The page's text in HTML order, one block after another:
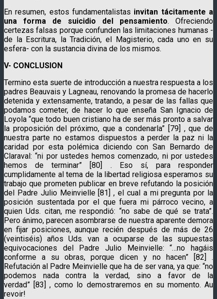
En resumen, estos fundamentalistas invitan tácitamente a
una forma de suicidio del pensamiento. Ofreciendo
certezas falsas porque confunden las limitaciones humanas -
de la Escritura, la Tradición, el Magisterio, cada uno en su
esfera- con la sustancia divina de los mismos.
V- CONCLUSION
Termino esta suerte de introducción a nuestra respuesta a los
padres Beauvais y Lagneau, renovando la promesa de hacerlo
detenida y extensamente, tratando, a pesar de las fallas que
podamos cometer, de hacer lo que enseña San Ignacio de
Loyola “que todo buen cristiano ha de ser más pronto a salvar
la proposición del próximo, que a condenarla” [79] , que de
nuestra parte no estamos dispuestos a perder la paz ni la
caridad por esta polémica diciendo con San Bernardo de
Claraval: “ni por ustedes hemos comenzado, ni por ustedes
hemos de terminar” [80] . Eso sí, para responder
cumplidamente al tema de la libertad religiosa esperamos su
trabajo que prometen publicar en breve refutando la posición
del Padre Julio Meinvielle [81] , el cual a mi pregunta por la
posición sustentada por el que fuera mi párroco vecino, a
quien Uds. citan, me respondió: “no sabe de qué se trata”.
Pero ánimo, parecen asombrarse de nuestra aparente demora
en fijar posiciones, aunque recién después de más de 26
(veintiséis) años Uds. van a ocuparse de las supuestas
equivocaciones del Padre Julio Meinvielle: “…no hagáis
conforme a su obras, porque dicen y no hacen” [82] .
Refutación al Padre Meinvielle que ha de ser vana, ya que: “no
podemos nada contra la verdad, sino a favor de la
verdad” [83] , como lo demostraremos en su momento. Au
revoir!